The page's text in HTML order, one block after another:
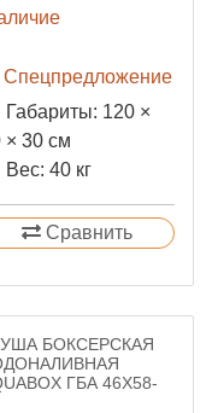
Спецпредложение
Габариты: 120 ×
× 30 см
Вес: 40 кг
Сравнить
БОКСЕРСКАЯ
ГБА 46X58-